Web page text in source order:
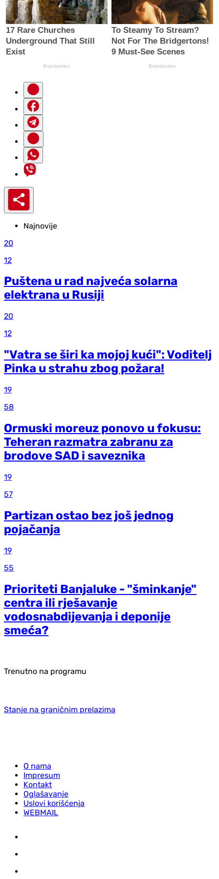
Najnovije
20
12
Puštena u rad najveća solarna
elektrana u Rusiji
20
12
"Vatra se širi ka mojoj kući": Voditelj
Pinka u strahu zbog požara!
19
58
Ormuski moreuz ponovo u fokusu:
Teheran razmatra zabranu za
brodove SAD i saveznika
19
57
Partizan ostao bez još jednog
pojačanja
19
55
Prioriteti Banjaluke - "šminkanje"
centra ili rješavanje
vodosnabdijevanja i deponije
smeća?
Trenutno na programu
Stanje na graničnim prelazima
O nama
Impresum
Kontakt
Oglašavanje
Uslovi korišćenja
WEBMAIL